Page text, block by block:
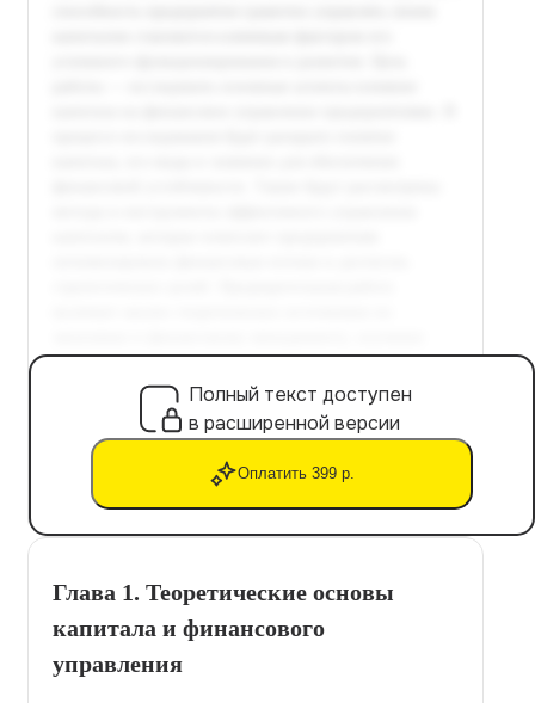
Полный текст доступен
в расширенной версии
Оплатить 399 р.
Глава 1. Теоретические основы
капитала и финансового
управления